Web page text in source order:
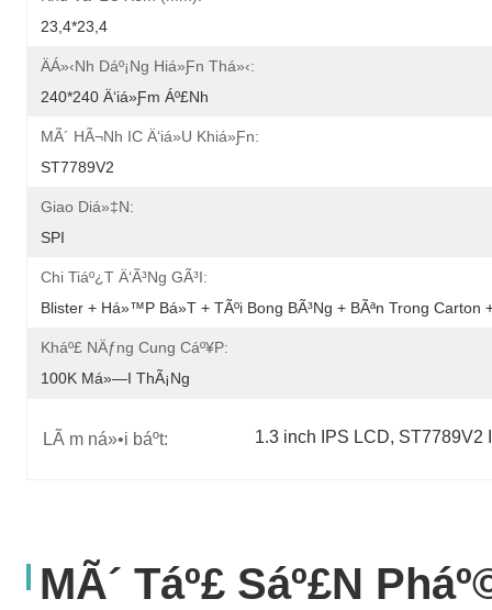
23,4*23,4
Äá»‹nh Dáº¡ng Hiá»ƒn Thá»‹:
240*240 Ä‘iá»ƒm Áº£nh
MÃ´ HÃ¬nh IC Ä‘iá»u Khiá»ƒn:
ST7789V2
Giao Diá»‡n:
SPI
Chi Tiáº¿t Ä‘Ã³ng GÃ³i:
Blister + Há»™p Bá»t + TÃºi Bong BÃ³ng + BÃªn Trong Carton
Kháº£ NÄƒng Cung Cáº¥p:
100K Má»—I ThÃ¡ng
LÃ m ná»•i báº­t: 1.3 inch IPS LCD, ST7789V2
MÃ´ Táº£ Sáº£n